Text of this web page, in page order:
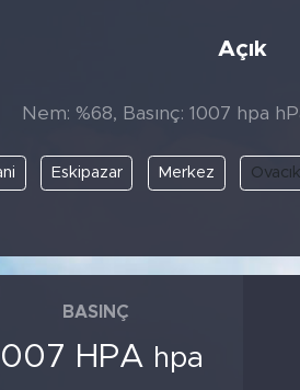
Açık
Nem: %68, Basınç: 1007 hpa
Eskipazar Merkez Ovacık
BASINÇ
HPA hpa